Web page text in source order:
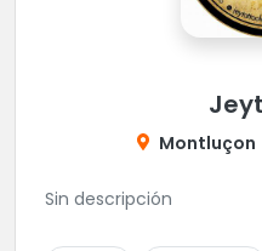
Montluçon
Sin descripción